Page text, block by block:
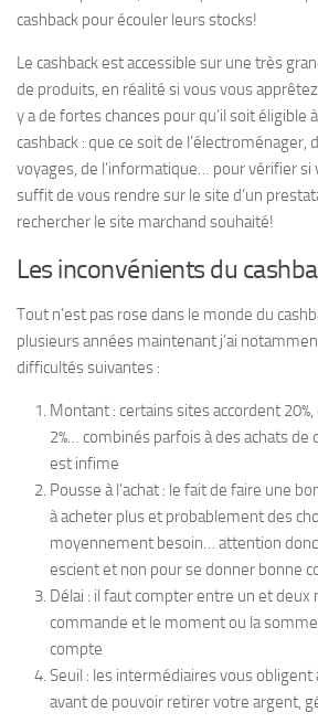
cashback pour écouler leurs stocks!
Le cashback est accessible sur une très
de produits, en réalité si vous vous
y a de fortes chances pour qu’il soit éligible
cashback : que ce soit de
voyages, de l’informatique… pour vérifier si
suffit de vous rendre sur le site d’un
rechercher le site marchand souhaité!
Les inconvénients du
Tout n’est pas rose dans le monde du
plusieurs années maintenant j’ai
difficultés suivantes :
Montant : certains sites accordent 20%,
2%… combinés parfois à des achats de
est infime
Pousse à l’achat : le fait de faire une
à acheter plus et probablement des
moyennement besoin… attention donc
escient et non pour se donner bonne
Délai : il faut compter entre un et deux
commande et le moment ou la
compte
Seuil : les intermédiaires vous obligent
avant de pouvoir retirer votre argent,